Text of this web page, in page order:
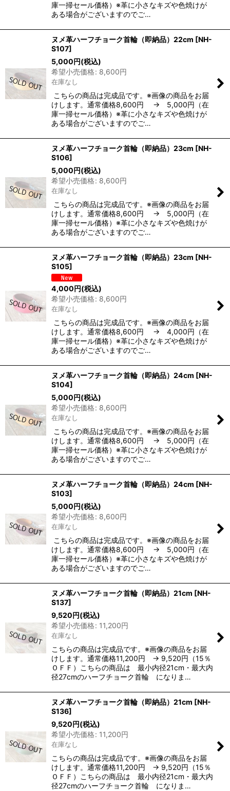
庫一掃セール価格）※革に小さなキズや色焼けが
ある場合がございますのでご…
ヌメ革ハーフチョーク首輪（即納品）22cm [NH-
S107]
5,000円(税込)
希望小売価格: 8,600円
在庫なし
こちらの商品は完成品です。※画像の商品をお届
けします。通常価格8,600円 → 5,000円（在
庫一掃セール価格）※革に小さなキズや色焼けが
ある場合がございますのでご…
ヌメ革ハーフチョーク首輪（即納品）23cm [NH-
S106]
5,000円(税込)
希望小売価格: 8,600円
在庫なし
こちらの商品は完成品です。※画像の商品をお届
けします。通常価格8,600円 → 5,000円（在
庫一掃セール価格）※革に小さなキズや色焼けが
ある場合がございますのでご…
ヌメ革ハーフチョーク首輪（即納品）23cm [NH-
S105]
4,000円(税込)
希望小売価格: 8,600円
在庫なし
こちらの商品は完成品です。※画像の商品をお届
けします。通常価格8,600円 → 4,000円（在
庫一掃セール価格）※革に小さなキズや色焼けが
ある場合がございますのでご…
ヌメ革ハーフチョーク首輪（即納品）24cm [NH-
S104]
5,000円(税込)
希望小売価格: 8,600円
在庫なし
こちらの商品は完成品です。※画像の商品をお届
けします。通常価格8,600円 → 5,000円（在
庫一掃セール価格）※革に小さなキズや色焼けが
ある場合がございますのでご…
ヌメ革ハーフチョーク首輪（即納品）24cm [NH-
S103]
5,000円(税込)
希望小売価格: 8,600円
在庫なし
こちらの商品は完成品です。※画像の商品をお届
けします。通常価格8,600円 → 5,000円（在
庫一掃セール価格）※革に小さなキズや色焼けが
ある場合がございますのでご…
ヌメ革ハーフチョーク首輪（即納品）21cm [NH-
S137]
9,520円(税込)
希望小売価格: 11,200円
在庫なし
こちらの商品は完成品です。※画像の商品をお届
けします。通常価格11,200円 → 9,520円（15％
ＯＦＦ）こちらの商品は 最小内径21cm・最大内
径27cmのハーフチョーク首輪 になりま…
ヌメ革ハーフチョーク首輪（即納品）21cm [NH-
S136]
9,520円(税込)
希望小売価格: 11,200円
在庫なし
こちらの商品は完成品です。※画像の商品をお届
けします。通常価格11,200円 → 9,520円（15％
ＯＦＦ）こちらの商品は 最小内径21cm・最大内
径27cmのハーフチョーク首輪 になりま…